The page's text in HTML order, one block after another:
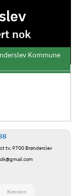
nok
Kommune
tv, 9700 Brønderslev
Koncern